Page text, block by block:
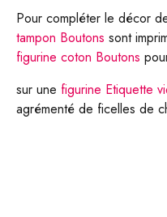
Pour compléter le décor
tampon Boutons sont
figurine coton Boutons
sur une figurine Etiquette
agrémenté de ficelles de